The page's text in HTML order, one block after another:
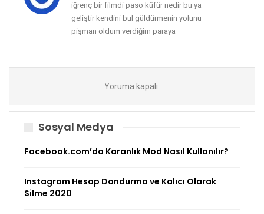
iğrenç bir filmdi paso küfür nedir bu ya
geliştir kendini bul güldürmenin yolunu
pişman oldum verdiğim paraya
Yoruma kapalı.
Sosyal Medya
Facebook.com’da Karanlık Mod Nasıl Kullanılır?
Instagram Hesap Dondurma ve Kalıcı Olarak
Silme 2020